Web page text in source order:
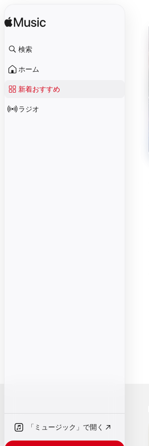
検索
ホーム
新着おすすめ
ラジオ
「ミュージック」で開く